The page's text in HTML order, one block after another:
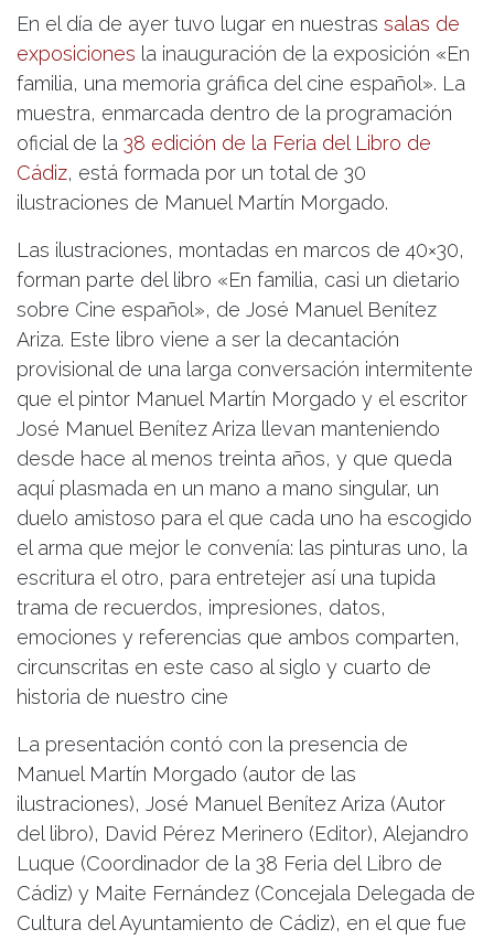
En el día de ayer tuvo lugar en nuestras salas de
exposiciones la inauguración de la exposición «En
familia, una memoria gráfica del cine español». La
muestra, enmarcada dentro de la programación
oficial de la 38 edición de la Feria del Libro de
Cádiz, está formada por un total de 30
ilustraciones de Manuel Martín Morgado.
Las ilustraciones, montadas en marcos de 40×30,
forman parte del libro «En familia, casi un dietario
sobre Cine español», de José Manuel Benítez
Ariza. Este libro viene a ser la decantación
provisional de una larga conversación intermitente
que el pintor Manuel Martín Morgado y el escritor
José Manuel Benítez Ariza llevan manteniendo
desde hace al menos treinta años, y que queda
aquí plasmada en un mano a mano singular, un
duelo amistoso para el que cada uno ha escogido
el arma que mejor le convenía: las pinturas uno, la
escritura el otro, para entretejer así una tupida
trama de recuerdos, impresiones, datos,
emociones y referencias que ambos comparten,
circunscritas en este caso al siglo y cuarto de
historia de nuestro cine
La presentación contó con la presencia de
Manuel Martín Morgado (autor de las
ilustraciones), José Manuel Benítez Ariza (Autor
del libro), David Pérez Merinero (Editor), Alejandro
Luque (Coordinador de la 38 Feria del Libro de
Cádiz) y Maite Fernández (Concejala Delegada de
Cultura del Ayuntamiento de Cádiz), en el que fue